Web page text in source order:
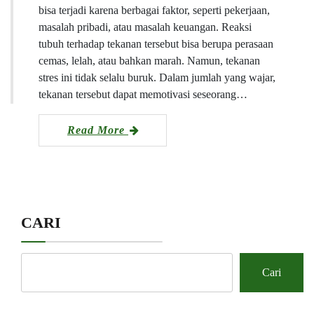
bisa terjadi karena berbagai faktor, seperti pekerjaan,
masalah pribadi, atau masalah keuangan. Reaksi
tubuh terhadap tekanan tersebut bisa berupa perasaan
cemas, lelah, atau bahkan marah. Namun, tekanan
stres ini tidak selalu buruk. Dalam jumlah yang wajar,
tekanan tersebut dapat memotivasi seseorang…
Read More
CARI
Cari